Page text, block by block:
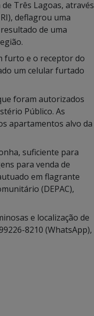
Três Lagoas, através
deflagrou uma
de uma
furto e o receptor do
um celular furtado
foram autorizados
Público. As
apartamentos alvo da
suficiente para
para venda de
em flagrante
(DEPAC),
e localização de
8210 (WhatsApp),